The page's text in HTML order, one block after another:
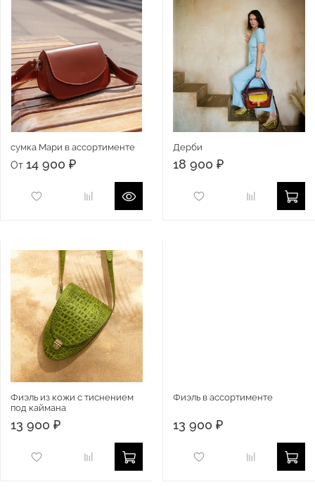
сумка Мари в ассортименте
От 14 900 ₽
Дерби
18 900 ₽
Фиэль из кожи с тиснением
под каймана
13 900 ₽
Фиэль в ассортименте
13 900 ₽